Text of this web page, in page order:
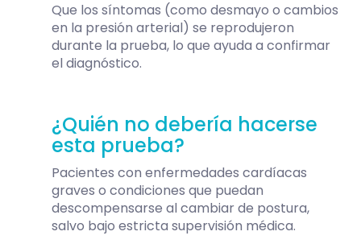
Que los síntomas (como desmayo o cambios
en la presión arterial) se reprodujeron
durante la prueba, lo que ayuda a confirmar
el diagnóstico.
¿Quién no debería hacerse
esta prueba?
Pacientes con enfermedades cardíacas
graves o condiciones que puedan
descompensarse al cambiar de postura,
salvo bajo estricta supervisión médica.